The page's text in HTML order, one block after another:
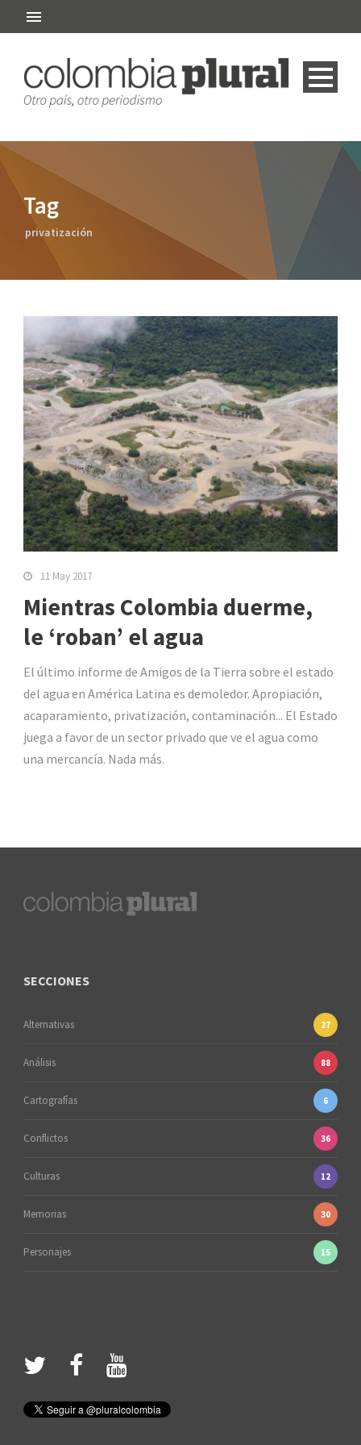
Tag
privatización
11 May 2017
Mientras Colombia duerme,
le ‘roban’ el agua
El último informe de Amigos de la Tierra sobre el estado
del agua en América Latina es demoledor. Apropiación,
acaparamiento, privatización, contaminación... El Estado
juega a favor de un sector privado que ve el agua como
una mercancía. Nada más.
SECCIONES
Alternativas 27
Análisis 88
Cartografías 6
Conflictos 36
Culturas 12
Memorias 30
Personajes 15